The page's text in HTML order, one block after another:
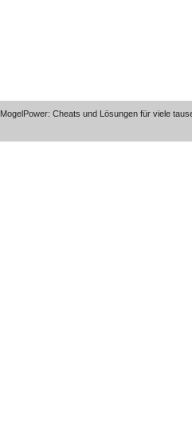
MogelPower: Cheats und Lösungen für viele